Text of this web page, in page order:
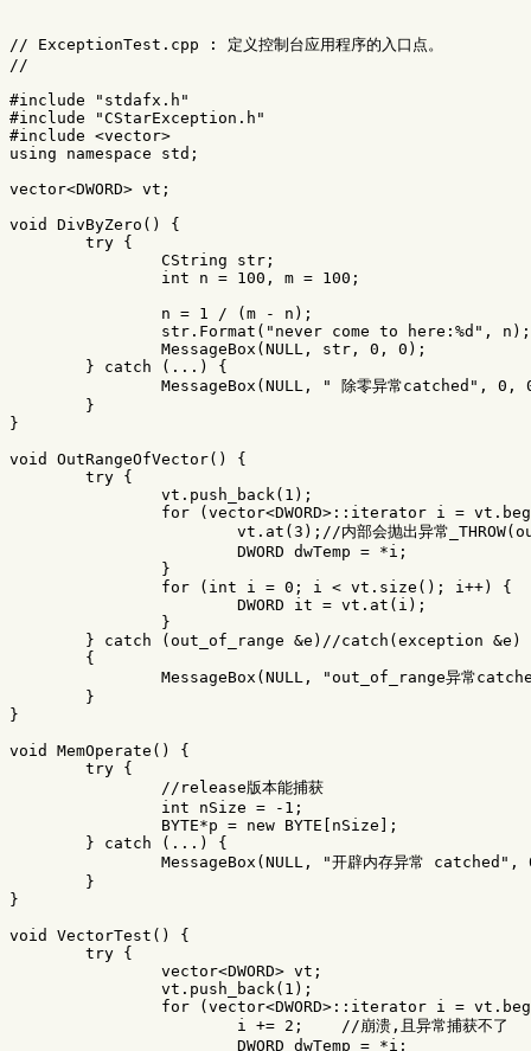
// ExceptionTest.cpp : 定义控制台应用程序的入口点。
//
#include
"stdafx.h"
#include
"CStarException.h"
#include <vector>
using
namespace std ;
vector<DWORD> vt ;
void
DivByZero ()
{
try {
CString
str ;
int
n = 100 , m = 100 ;
n = 1 / ( m - n );
str . Format ( "never come to here:%d" , n );
MessageBox ( NULL , str , 0 , 0 );
}
catch (...)
{
MessageBox ( NULL , " 除零异常catched" , 0 ,
}
}
void
OutRangeOfVector()
{
try {
vt . push_back ( 1 );
for
( vector<DWORD>:: iterator i = vt .
vt . at ( 3 ); //内部会抛出异常
DWORD dwTemp = *i ;
}
for
( int i = 0 ; i < vt . size (); i ++)
{
DWORD
it = vt . at ( i );
}
}
catch ( out_of_range &e ) //catch(exception &e)
{
MessageBox ( NULL ,
"out_of_range异常
}
}
void
MemOperate ()
{
try {
//release版本能捕获
int
nSize = - 1 ;
BYTE*p = new BYTE nSize ];
}
catch (...)
{
MessageBox ( NULL , "开辟内存异常 catched" ,
}
}
void
VectorTest ()
{
try {
vector<DWORD> vt ;
vt . push_back ( 1 );
for
( vector<DWORD>:: iterator i = vt .
i
+= 2 ;
//崩溃,且异常捕获不了
DWORD dwTemp = *i ;